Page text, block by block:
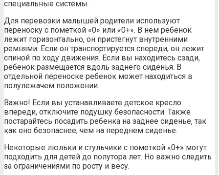
специальные системы.
Для перевозки малышей родители используют
переноску с пометкой «0» или «0+». В нем ребенок
лежит горизонтально, он пристегнут внутренними
ремнями. Если он транспортируется спереди, он лежит
спиной по ходу движения. Если вы находитесь сзади,
ребенок размещается вдоль заднего сиденья. В
отдельной переноске ребенок может находиться в
полулежачем положении.
Важно! Если вы устанавливаете детское кресло
впереди, отключите подушку безопасности. Также
постарайтесь посадить ребенка на заднее сиденье, так
как оно безопаснее, чем на переднем сиденье.
Некоторые люльки и стульчики с пометкой «0+» могут
подходить для детей до полутора лет. Но важно следить
за ограничениями по росту и весу.